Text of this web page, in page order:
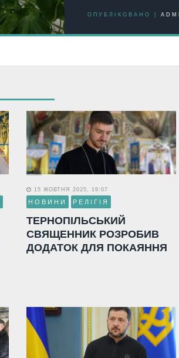
ОПУБЛІКОВАНО |
15 ЖОВТНЯ 2025, 19:07
НОВИНИ РЕЛІГІЯ
ТЕРНОПІЛЬСЬКИЙ
СВЯЩЕННИК РОЗРОБИВ
ДОДАТОК ДЛЯ ПОКАЯННЯ